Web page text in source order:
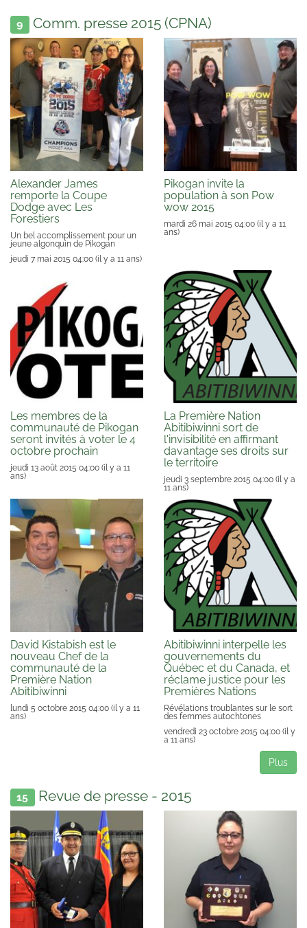
9 Comm. presse 2015 (CPNA)
Alexander James
remporte la Coupe
Dodge avec Les
Forestiers
Un bel accomplissement pour un
jeune algonquin de Pikogan
jeudi 7 mai 2015 04:00 (il y a 11 ans)
Pikogan invite la
population à son Pow
wow 2015
mardi 26 mai 2015 04:00 (il y a 11
ans)
Les membres de la
communauté de Pikogan
seront invités à voter le 4
octobre prochain
jeudi 13 août 2015 04:00 (il y a 11
ans)
La Première Nation
Abitibiwinni sort de
l'invisibilité en affirmant
davantage ses droits sur
le territoire
jeudi 3 septembre 2015 04:00 (il y a
11 ans)
David Kistabish est le
nouveau Chef de la
communauté de la
Première Nation
Abitibiwinni
lundi 5 octobre 2015 04:00 (il y a 11
ans)
Abitibiwinni interpelle les
gouvernements du
Québec et du Canada, et
réclame justice pour les
Premières Nations
Révélations troublantes sur le sort
des femmes autochtones
vendredi 23 octobre 2015 04:00 (il y
a 11 ans)
Plus
15 Revue de presse - 2015